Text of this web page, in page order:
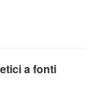
a fonti